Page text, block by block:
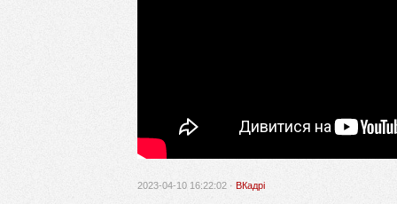
2023-04-10 16:22:02 · ВКадрі